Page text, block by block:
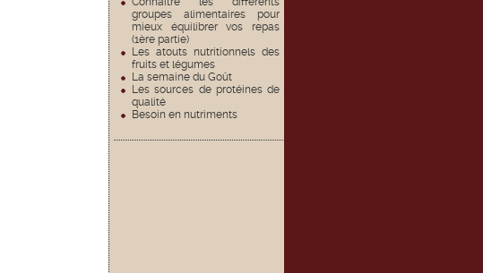
groupes alimentaires pour
mieux équilibrer vos repas
(1ère partie)
Les atouts nutritionnels des
fruits et légumes
La semaine du Goût
Les sources de protéines de
qualité
Besoin en nutriments